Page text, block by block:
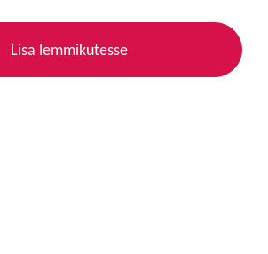
Lisa lemmikutesse